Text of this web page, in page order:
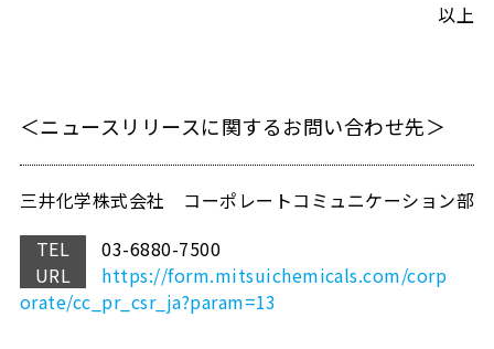
以上
＜ニュースリリースに関するお問い合わせ先＞
三井化学株式会社 コーポレートコミュニケーション部
TEL
03-6880-7500
URL
https://form.mitsuichemicals.com/corp
orate/cc_pr_csr_ja?param=13